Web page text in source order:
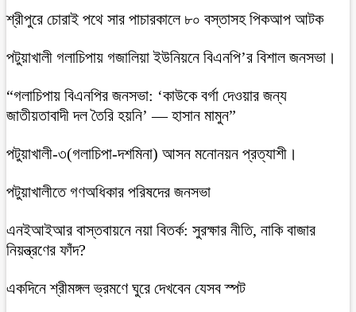
শ্রীপুরে চোরাই পথে সার পাচারকালে ৮০ বস্তাসহ পিকআপ আটক
‎পটুয়াখালী গলাচিপায় গজালিয়া ইউনিয়নে বিএনপি’র বিশাল জনসভা।
“গলাচিপায় বিএনপির জনসভা: ‘কাউকে বর্গা দেওয়ার জন্য
জাতীয়তাবাদী দল তৈরি হয়নি’ — হাসান মামুন”
পটুয়াখালী-৩(গলাচিপা-দশমিনা) আসন মনোনয়ন প্রত্যাশী।
পটুয়াখালীতে গণঅধিকার পরিষদের জনসভা
এনইআইআর বাস্তবায়নে নয়া বিতর্ক: সুরক্ষার নীতি, নাকি বাজার
নিয়ন্ত্রণের ফাঁদ?
একদিনে শ্রীমঙ্গল ভ্রমণে ঘুরে দেখবেন যেসব স্পট